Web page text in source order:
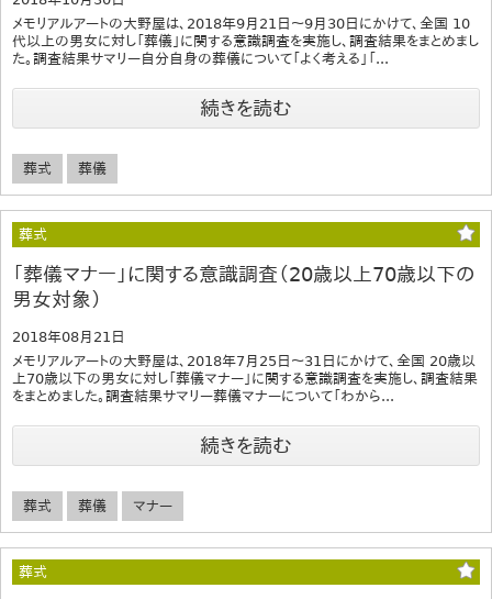
メモリアルアートの大野屋は、2018年9月21日～9月30日にかけて、全国 10
代以上の男女に対し「葬儀」に関する意識調査を実施し、調査結果をまとめまし
た。調査結果サマリー自分自身の葬儀について「よく考える」「...
続きを読む
葬式 葬儀
葬式
「葬儀マナー」に関する意識調査（20歳以上70歳以下の
男女対象）
2018年08月21日
メモリアルアートの大野屋は、2018年7月25日～31日にかけて、全国 20歳以
上70歳以下の男女に対し「葬儀マナー」に関する意識調査を実施し、調査結果
をまとめました。調査結果サマリー葬儀マナーについて「わから...
続きを読む
葬式 葬儀 マナー
葬式